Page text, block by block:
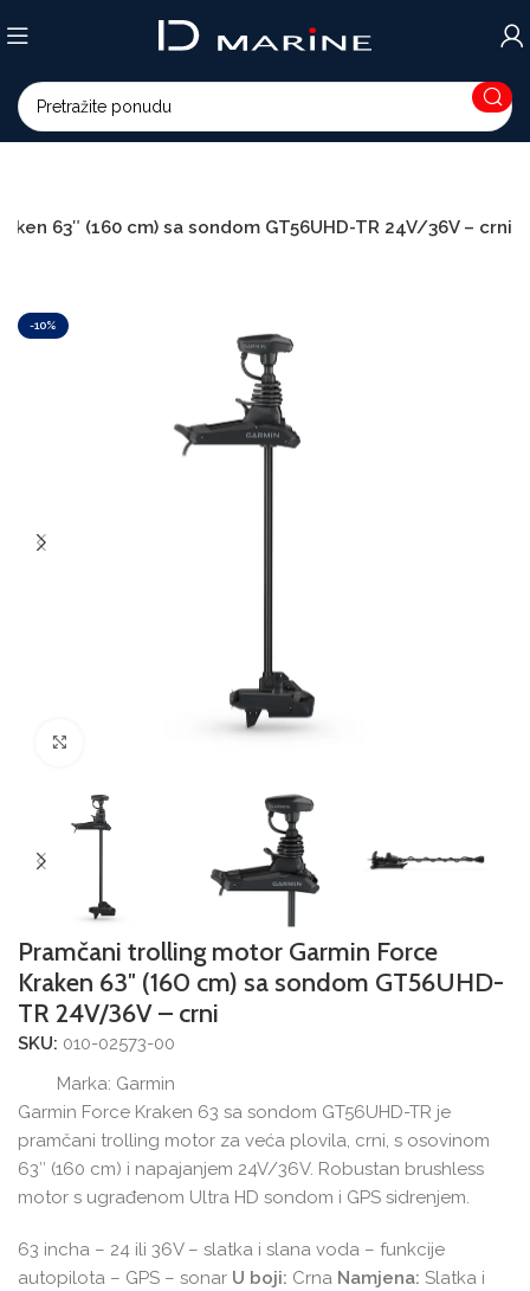
63″ (160 cm) sa sondom GT56UHD-TR 24V/36V – crni
-10%
Pramčani trolling motor Garmin Force
Kraken 63″ (160 cm) sa sondom GT56UHD-
TR 24V/36V – crni
SKU: 010-02573-00
Marka: Garmin
Garmin Force Kraken 63 sa sondom GT56UHD-TR je
pramčani trolling motor za veća plovila, crni, s osovinom
63″ (160 cm) i napajanjem 24V/36V. Robustan brushless
motor s ugrađenom Ultra HD sondom i GPS sidrenjem.
63 incha – 24 ili 36V – slatka i slana voda – funkcije
autopilota – GPS – sonar U boji: Crna Namjena: Slatka i